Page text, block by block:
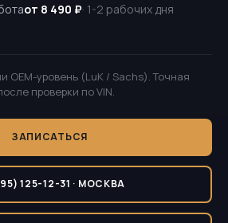
от 8 490 ₽· 1-2 рабочих дня
OEM-уровень (LuK / Sachs). Точная
проверки по VIN.
ЗАПИСАТЬСЯ
125-12-31 · МОСКВА